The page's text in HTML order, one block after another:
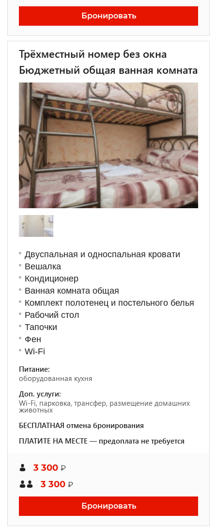
Бронировать
Трёхместный номер без окна
Бюджетный общая ванная комната
Двуспальная и односпальная кровати
Вешалка
Кондиционер
Ванная комната общая
Комплект полотенец и постельного белья
Рабочий стол
Тапочки
Фен
Wi-Fi
Питание:
оборудованная кухня
Доп. услуги:
Wi-Fi, парковка, трансфер, размещение домашних
животных
БЕСПЛАТНАЯ отмена бронирования
ПЛАТИТЕ НА МЕСТЕ — предоплата не требуется
3 300 ₽
3 300 ₽
Бронировать